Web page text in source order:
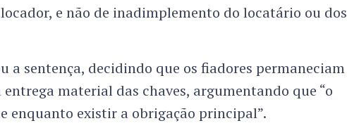
e não de inadimplemento do locatário ou dos
a sentença, decidindo que os fiadores permaneciam
material das chaves, argumentando que “o
enquanto existir a obrigação principal”.